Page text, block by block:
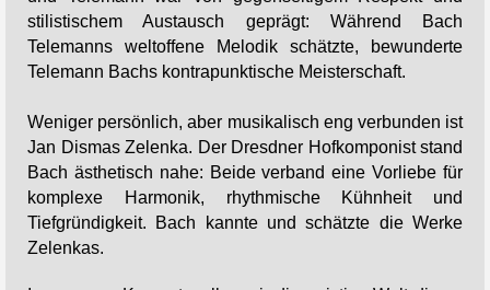
stilistischem Austausch geprägt: Während Bach
Telemanns weltoffene Melodik schätzte, bewunderte
Telemann Bachs kontrapunktische Meisterschaft.
Weniger persönlich, aber musikalisch eng verbunden ist
Jan Dismas Zelenka. Der Dresdner Hofkomponist stand
Bach ästhetisch nahe: Beide verband eine Vorliebe für
komplexe Harmonik, rhythmische Kühnheit und
Tiefgründigkeit. Bach kannte und schätzte die Werke
Zelenkas.